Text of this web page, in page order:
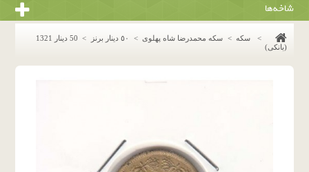
شاخه‌ها
> سکه > سکه محمدرضا شاه پهلوی > ٥٠ دينار برنز >
50 دینار 1321
(بانکی)